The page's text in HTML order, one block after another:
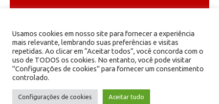
Creative Commons
ARQUIVOS
Arquivos
Usamos cookies em nosso site para fornecer a experiência
mais relevante, lembrando suas preferências e visitas
repetidas. Ao clicar em “Aceitar todos”, você concorda com o
uso de TODOS os cookies. No entanto, você pode visitar
"Configurações de cookies" para fornecer um consentimento
controlado.
Configurações de cookies Aceitar tudo